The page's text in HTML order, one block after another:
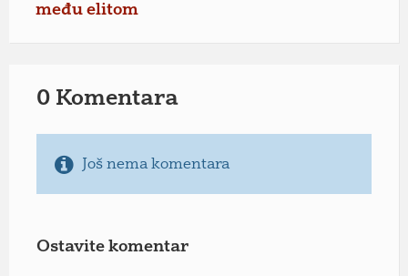
među elitom
0 Komentara
Još nema komentara
Ostavite komentar